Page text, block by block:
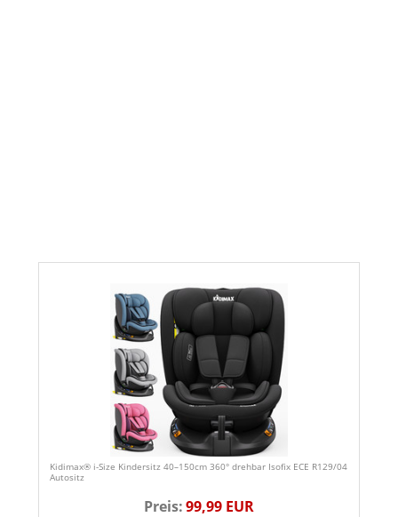
Kidimax® i-Size Kindersitz 40–150cm 360° drehbar Isofix ECE R129/04
Autositz
Preis:99,99 EUR